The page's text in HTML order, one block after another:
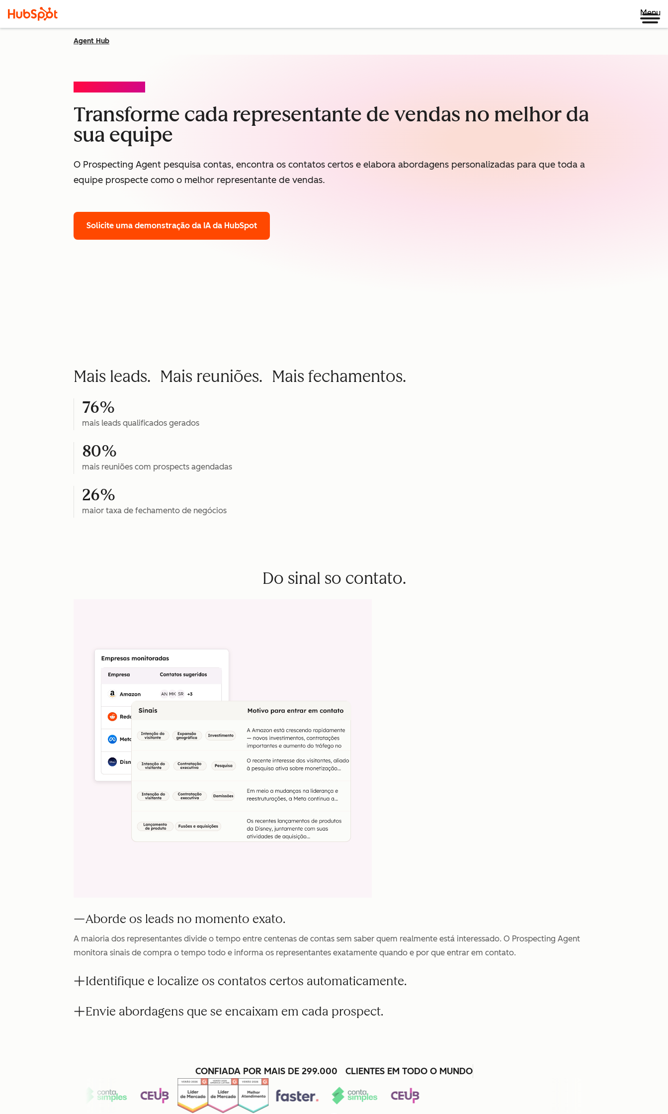
Menu
Agent Hub
Transforme cada representante de vendas no melhor da
sua equipe
O Prospecting Agent pesquisa contas, encontra os contatos certos e elabora abordagens personalizadas para que toda a
equipe prospecte como o melhor representante de vendas.
Solicite uma demonstração da IA da HubSpot
Mais leads. Mais reuniões. Mais fechamentos.
76%
mais leads qualificados gerados
80%
mais reuniões com prospects agendadas
26%
maior taxa de fechamento de negócios
Do sinal so contato.
Aborde os leads no momento exato.
A maioria dos representantes divide o tempo entre centenas de contas sem saber quem realmente está interessado. O Prospecting Agent
monitora sinais de compra o tempo todo e informa os representantes exatamente quando e por que entrar em contato.
Identifique e localize os contatos certos automaticamente.
Envie abordagens que se encaixam em cada prospect.
CONFIADA POR MAIS DE 299.000 CLIENTES EM TODO O MUNDO